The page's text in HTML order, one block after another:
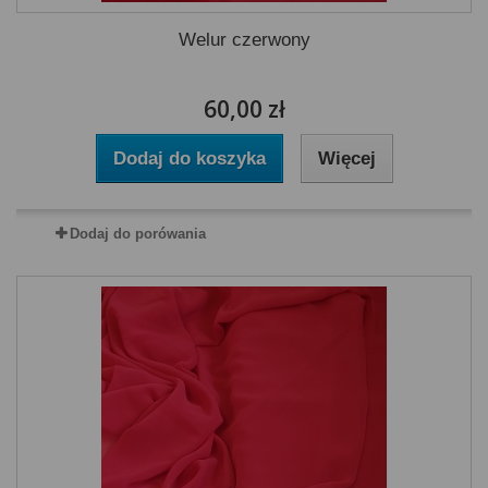
Welur czerwony
60,00 zł
Dodaj do koszyka Więcej
Dodaj do porówania